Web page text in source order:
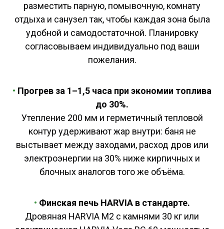
разместить парную, помывочную, комнату
отдыха и санузел так, чтобы каждая зона была
удобной и самодостаточной. Планировку
согласовываем индивидуально под ваши
пожелания.
• Прогрев за 1–1,5 часа при экономии топлива
до 30%.
Утепление 200 мм и герметичный тепловой
контур удерживают жар внутри: баня не
выстывает между заходами, расход дров или
электроэнергии на 30% ниже кирпичных и
блочных аналогов того же объёма.
• Финская печь HARVIA в стандарте.
Дровяная HARVIA M2 с камнями 30 кг или